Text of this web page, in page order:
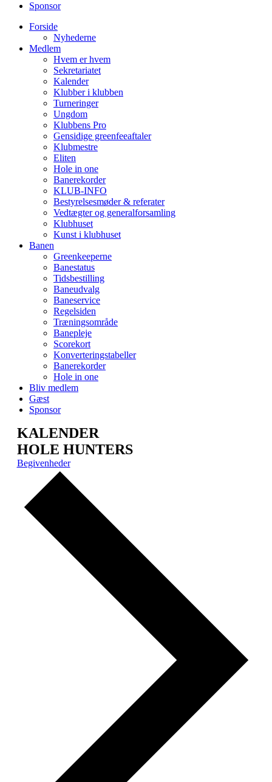
Sponsor
Forside
Nyhederne
Medlem
Hvem er hvem
Sekretariatet
Kalender
Klubber i klubben
Turneringer
Ungdom
Klubbens Pro
Gensidige greenfeeaftaler
Klubmestre
Eliten
Hole in one
Banerekorder
KLUB-INFO
Bestyrelsesmøder & referater
Vedtægter og generalforsamling
Klubhuset
Kunst i klubhuset
Banen
Greenkeeperne
Banestatus
Tidsbestilling
Baneudvalg
Baneservice
Regelsiden
Træningsområde
Banepleje
Scorekort
Konverteringstabeller
Banerekorder
Hole in one
Bliv medlem
Gæst
Sponsor
KALENDER
HOLE HUNTERS
Begivenheder